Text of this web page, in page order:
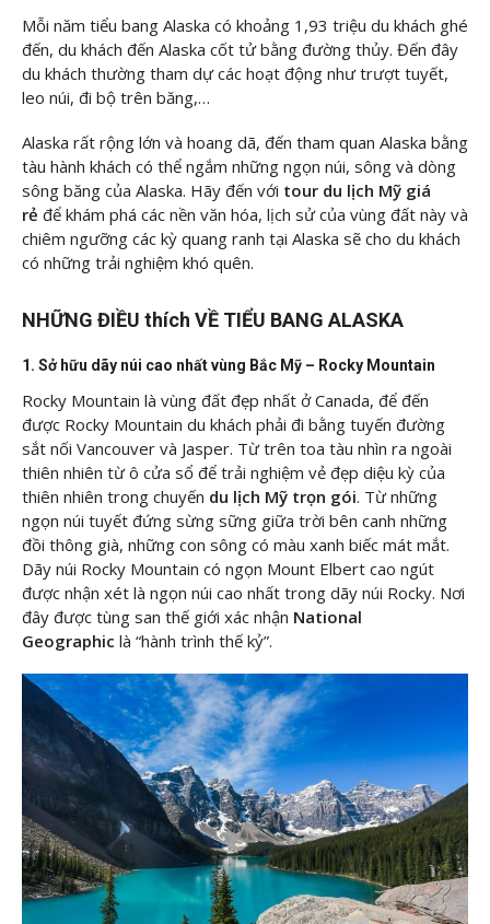
Mỗi năm tiểu bang Alaska có khoảng 1,93 triệu du khách ghé
đến, du khách đến Alaska cốt tử bằng đường thủy. Đến đây
du khách thường tham dự các hoạt động như trượt tuyết,
leo núi, đi bộ trên băng,…
Alaska rất rộng lớn và hoang dã, đến tham quan Alaska bằng
tàu hành khách có thể ngắm những ngọn núi, sông và dòng
sông băng của Alaska. Hãy đến với tour du lịch Mỹ giá
rẻ để khám phá các nền văn hóa, lịch sử của vùng đất này và
chiêm ngưỡng các kỳ quang ranh tại Alaska sẽ cho du khách
có những trải nghiệm khó quên.
NHỮNG ĐIỀU thích VỀ TIỂU BANG ALASKA
1. Sở hữu dãy núi cao nhất vùng Bắc Mỹ – Rocky Mountain
Rocky Mountain là vùng đất đẹp nhất ở Canada, để đến
được Rocky Mountain du khách phải đi bằng tuyến đường
sắt nối Vancouver và Jasper. Từ trên toa tàu nhìn ra ngoài
thiên nhiên từ ô cửa sổ để trải nghiệm vẻ đẹp diệu kỳ của
thiên nhiên trong chuyến du lịch Mỹ trọn gói. Từ những
ngọn núi tuyết đứng sừng sững giữa trời bên canh những
đồi thông già, những con sông có màu xanh biếc mát mắt.
Dãy núi Rocky Mountain có ngọn Mount Elbert cao ngút
được nhận xét là ngọn núi cao nhất trong dãy núi Rocky. Nơi
đây được tùng san thế giới xác nhận National
Geographic là “hành trình thế kỷ”.